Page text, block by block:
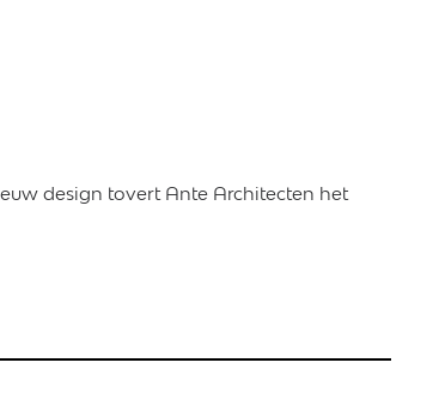
design tovert Ante Architecten het